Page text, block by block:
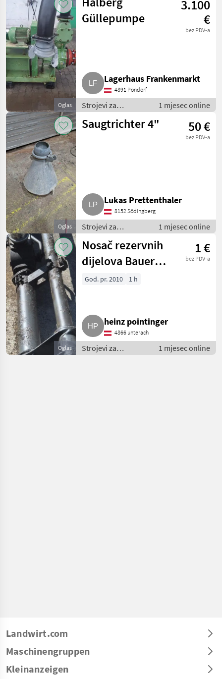
navodnjavanje /
Pumpe za gnojnicu
Oglas
Güllepumpe
3.100
€
bez PDV-a
Lagerhaus Frankenmarkt
4891 Pöndorf
Strojevi za
đubrenje, gnojenje i
navodnjavanje /
1 mjesec online
Oglas
Saugtrichter 4" 50 €
bez PDV-a
Lukas Prettenthaler
8152 Södingberg
Strojevi za
đubrenje, gnojenje i
navodnjavanje /
Pumpe za gnojnicu
1 mjesec online
Oglas
Nosač rezervnih
dijelova Bauer
le/lp 15 kW
1 €
bez PDV-a
God. pr. 2010 1 h
heinz pointinger
4866 unterach
Strojevi za
đubrenje, gnojenje i
1 mjesec online
Landwirt.com
Maschinengruppen
Kleinanzeigen